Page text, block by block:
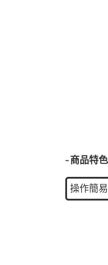
-商品特
操作簡易